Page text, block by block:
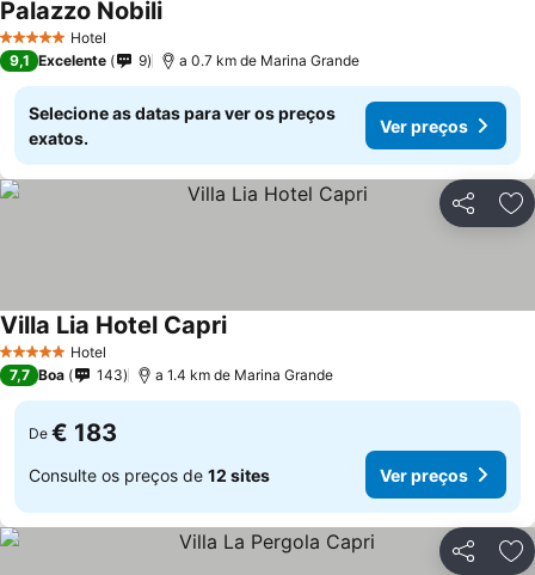
5 Estrelas Hotel
Palazzo Nobili
9,1 Excelente 9 a 0.7 km de Marina Grande
Selecione as datas para ver os preços
exatos.
Ver preços
Partilhar
5 Estrelas Hotel
Villa Lia Hotel Capri
7,7 Boa 143 a 1.4 km de Marina Grande
De € 183
Consulte os preços de 12 sites Ver preços
Partilhar